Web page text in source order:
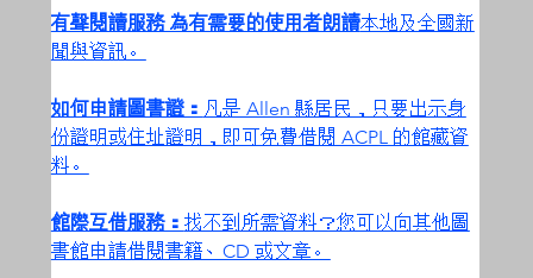
有聲閱讀服務 為有需要的使用者朗讀本地及全國新
聞與資訊。
如何申請圖書證： 凡是 Allen 縣居民，只要出示身
份證明或住址證明，即可免費借閱 ACPL 的館藏資
料。
館際互借服務： 找不到所需資料？您可以向其他圖
書館申請借閱書籍、CD 或文章。